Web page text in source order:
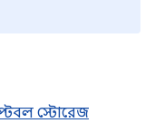
স্টোরেজ